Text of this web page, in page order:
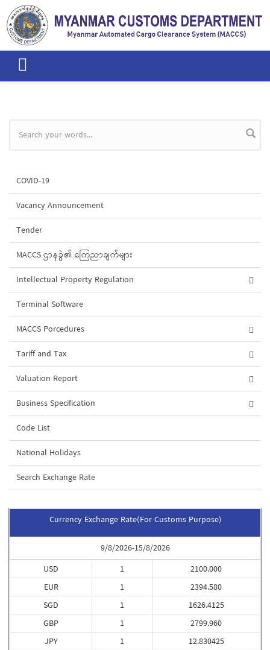
Skip to main content
Search form
COVID-19
Vacancy Announcement
Tender
MACCS ဌာနခွဲ၏ ကြေညာချက်များ
Intellectual Property Regulation
Terminal Software
MACCS Porcedures
Tariff and Tax
Valuation Report
Business Specification
Code List
National Holidays
Search Exchange Rate
Currency Exchange Rate(For Customs Purpose)
9/8/2026-15/8/2026
USD
EUR
SGD
GBP
JPY
1
1
1
1
1
2100.000
2394.580
1626.4125
2799.960
12.830425